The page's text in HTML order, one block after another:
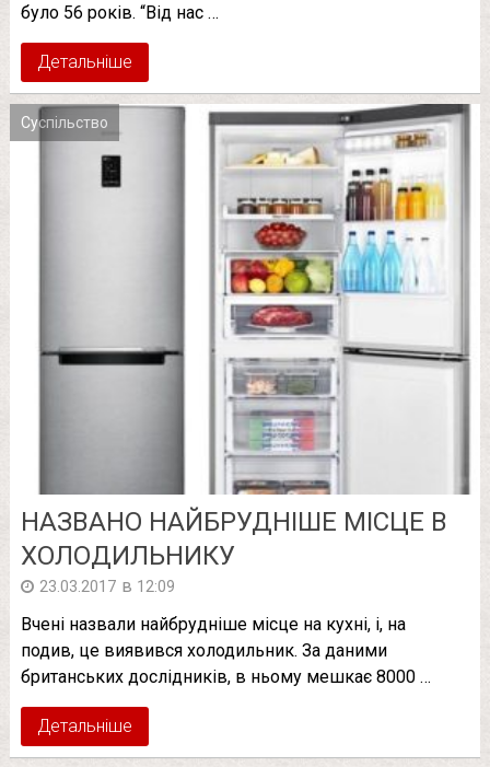
було 56 років. “Від нас …
Детальніше
Суспільство
НАЗВАНО НАЙБРУДНІШЕ МІСЦЕ В
ХОЛОДИЛЬНИКУ
23.03.2017 в 12:09
Вчені назвали найбрудніше місце на кухні, і, на
подив, це виявився холодильник. За даними
британських дослідників, в ньому мешкає 8000 …
Детальніше